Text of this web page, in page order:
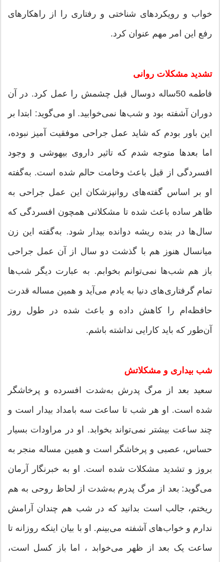
خواب و رویکردهای شناختی و رفتاری را از راهکارهای
رفع این امر مهم عنوان کرد.
تشدید مشکلات روانی
فاطمه 50‌ساله دوسال قبل چشمش را عمل کرد. در آن
دوران آشفته بود و شب‌ها نمی‌خوابید. او می‌گوید: ابتدا بر
این باور بودم که شاید عمل جراحی موفقیت ‌آمیز نبوده،
اما بعدها متوجه شدم که تاثیر داروی بیهوشی و وجود
افسردگی از قبل باعث وخامت حالم شده است. به‌گفته
او بر اساس گفته‌های روانپزشکان این عمل جراحی به
ظاهر ساده باعث شده تا مشکلاتی همچون افسردگی که
سال‌ها در بنده ریشه دوانده بیدار شود. به‌گفته این زن
میانسال هنوز هم با گذشت دو سال از آن عمل جراحی
باز هم شب‌ها نمی‌توانم بخوابم. به عبارت دیگر شب‌ها
تمام گرفتاری‌های دنیا به یادم می‌آید و همین مساله قدرت
حافظه‌ام را کاهش داده و باعث شده در طول روز
آن‌طور که باید کارایی نداشته باشم.
شب بیداری و مشکلاتش
سعید بعد از مرگ پدرش به‌شدت افسرده و پرخاشگر
شده است. او هر شب تا ساعت سه بامداد بیدار است و
چند ساعت بیشتر نمی‌تواند بخوابد. او در مراودات بسیار
حساس، عصبی و پرخاشگر است و همین مساله منجر به
بروز و تشدید مشکلات شده است. او به خبرنگار آرمان
می‌گوید: بعد از مرگ پدرم به‌شدت از لحاظ روحی به هم
ریختم، جالب است بدانید که در شب هم چندان آرامش
ندارم و خواب‌های آشفته می‌بینم. او با بیان اینکه روزانه تا
ساعت یک بعد از ظهر می‌خوابد ، اما باز کسل است،